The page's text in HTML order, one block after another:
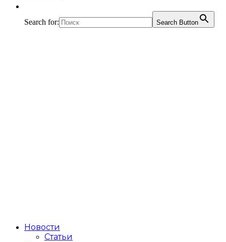
Search for: Search Button
Новости
Статьи